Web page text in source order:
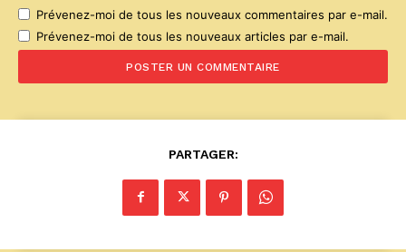
Prévenez-moi de tous les nouveaux commentaires par e-mail.
Prévenez-moi de tous les nouveaux articles par e-mail.
PARTAGER: